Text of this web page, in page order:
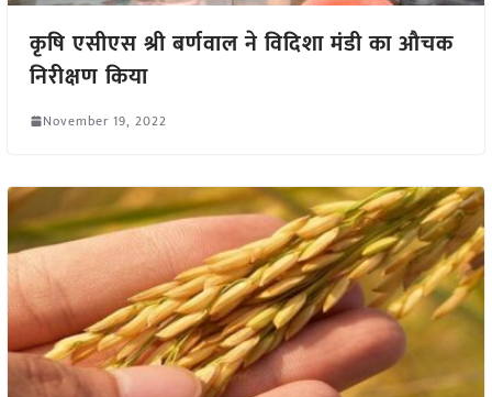
कृषि एसीएस श्री बर्णवाल ने विदिशा मंडी का औचक
निरीक्षण किया
November 19, 2022